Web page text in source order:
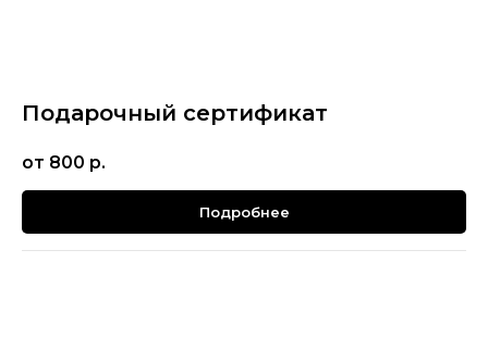
Подарочный сертификат
от 800 р.
Подробнее